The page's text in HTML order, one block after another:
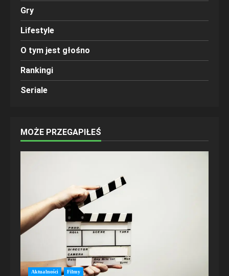
Gry
Lifestyle
O tym jest głośno
Rankingi
Seriale
MOŻE PRZEGAPIŁEŚ
Aktualności Filmy